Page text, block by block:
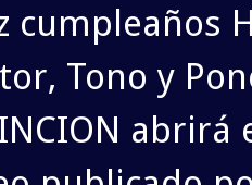
cumpleaños
Tono y